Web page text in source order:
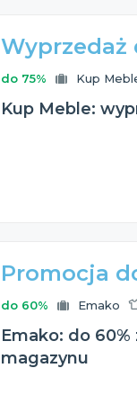
Wyprzedaż
do 75% Kup
Kup Meble:
Promocja
do 60% Emako
Emako: do
magazynu